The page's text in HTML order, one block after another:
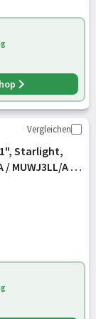
Vergleichen
Starlight,
/ MUWJ3LL/A /